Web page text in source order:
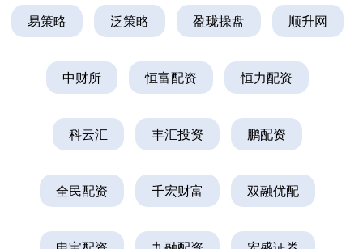
易策略 泛策略 盈珑操盘 顺升网
中财所 恒富配资 恒力配资
科云汇 丰汇投资 鹏配资
全民配资 千宏财富 双融优配